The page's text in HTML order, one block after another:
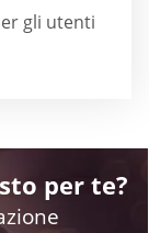
gli utenti
per te?